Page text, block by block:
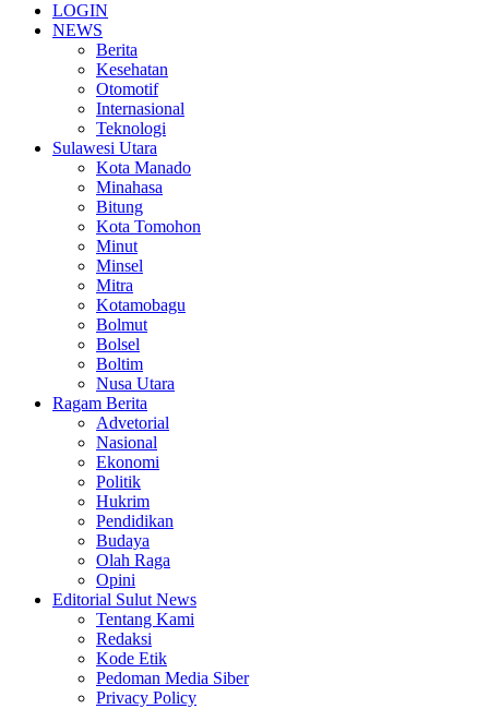
LOGIN
NEWS
Berita
Kesehatan
Otomotif
Internasional
Teknologi
Sulawesi Utara
Kota Manado
Minahasa
Bitung
Kota Tomohon
Minut
Minsel
Mitra
Kotamobagu
Bolmut
Bolsel
Boltim
Nusa Utara
Ragam Berita
Advetorial
Nasional
Ekonomi
Politik
Hukrim
Pendidikan
Budaya
Olah Raga
Opini
Editorial Sulut News
Tentang Kami
Redaksi
Kode Etik
Pedoman Media Siber
Privacy Policy